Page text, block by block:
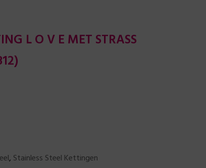
L O V E MET STRASS
, Stainless Steel Kettingen